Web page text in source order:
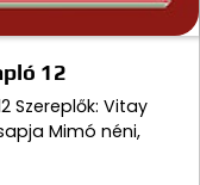
12
Szereplők: Vitay
Mimó néni,